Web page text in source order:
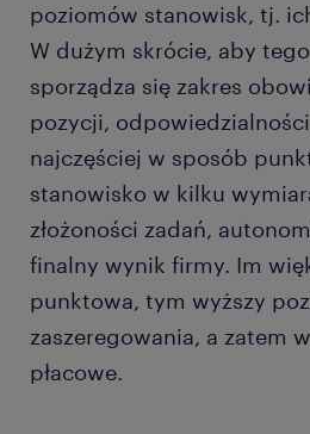
poziomów stanowisk, tj.
W dużym skrócie, aby
sporządza się zakres
pozycji,
najczęściej w sposób
stanowisko w kilku
złożoności zadań,
finalny wynik firmy. Im
punktowa, tym wyższy
zaszeregowania, a zatem
płacowe.